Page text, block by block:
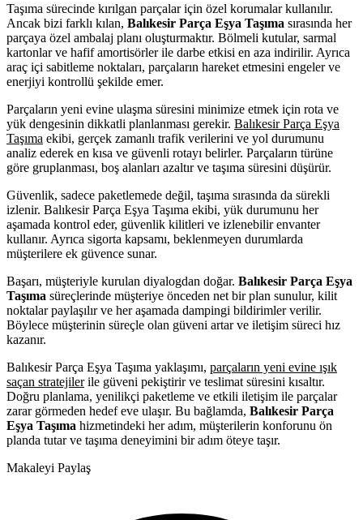
Taşıma sürecinde kırılgan parçalar için özel korumalar kullanılır.
Ancak bizi farklı kılan, Balıkesir Parça Eşya Taşıma sırasında her
parçaya özel ambalaj planı oluşturmaktır. Bölmeli kutular, sarmal
kartonlar ve hafif amortisörler ile darbe etkisi en aza indirilir. Ayrıca
araç içi sabitleme noktaları, parçaların hareket etmesini engeler ve
enerjiyi kontrollü şekilde emer.
Parçaların yeni evine ulaşma süresini minimize etmek için rota ve
yük dengesinin dikkatli planlanması gerekir. Balıkesir Parça Eşya
Taşıma ekibi, gerçek zamanlı trafik verilerini ve yol durumunu
analiz ederek en kısa ve güvenli rotayı belirler. Parçaların türüne
göre gruplanması, boş alanları azaltır ve taşıma süresini düşürür.
Güvenlik, sadece paketlemede değil, taşıma sırasında da sürekli
izlenir. Balıkesir Parça Eşya Taşıma ekibi, yük durumunu her
aşamada kontrol eder, güvenlik kilitleri ve izlenebilir envanter
kullanır. Ayrıca sigorta kapsamı, beklenmeyen durumlarda
müşterilere ek güvence sunar.
Başarı, müşteriyle kurulan diyalogdan doğar. Balıkesir Parça Eşya
Taşıma süreçlerinde müşteriye önceden net bir plan sunulur, kilit
noktalar paylaşılır ve her aşamada dampingi bildirimler verilir.
Böylece müşterinin süreçle olan güveni artar ve iletişim süreci hız
kazanır.
Balıkesir Parça Eşya Taşıma yaklaşımı, parçaların yeni evine ışık
saçan stratejilerile güveni pekiştirir ve teslimat süresini kısaltır.
Doğru planlama, yenilikçi paketleme ve etkili iletişim ile parçalar
zarar görmeden hedef eve ulaşır. Bu bağlamda, Balıkesir Parça
Eşya Taşıma hizmetindeki her adım, müşterilerin konforunu ön
planda tutar ve taşıma deneyimini bir adım öteye taşır.
Makaleyi Paylaş